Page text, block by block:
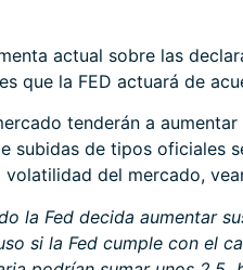
actual sobre las
que la FED actuará de
tenderán a
subidas de tipos oficiales
del mercado,
la Fed decida aumentar
si la Fed cumple con el